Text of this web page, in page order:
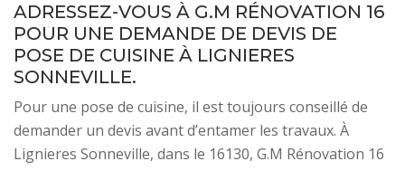
ADRESSEZ-VOUS À G.M RÉNOVATION 16
POUR UNE DEMANDE DE DEVIS DE
POSE DE CUISINE À LIGNIERES
SONNEVILLE.
Pour une pose de cuisine, il est toujours conseillé de
demander un devis avant d’entamer les travaux. À
Lignieres Sonneville, dans le 16130, G.M Rénovation 16